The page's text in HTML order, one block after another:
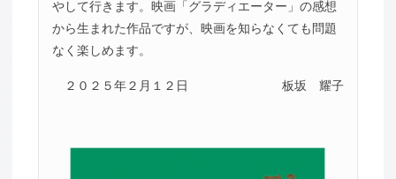
やして行きます。映画「グラディエーター」の感想
から生まれた作品ですが、映画を知らなくても問題
なく楽しめます。
２０２５年２月１２日 板坂 耀子